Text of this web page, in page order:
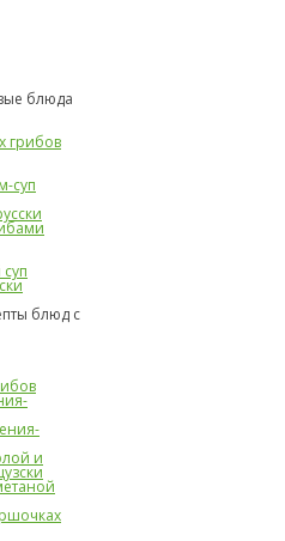
блюда
грибов
суп
блюд с
и